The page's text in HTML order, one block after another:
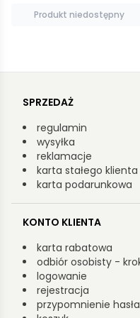
Produkt niedostępny
SPRZEDAŻ
regulamin
wysyłka
reklamacje
karta stałego klienta
karta podarunkowa
KONTO KLIENTA
karta rabatowa
odbiór osobisty -
logowanie
rejestracja
przypomnienie hasła